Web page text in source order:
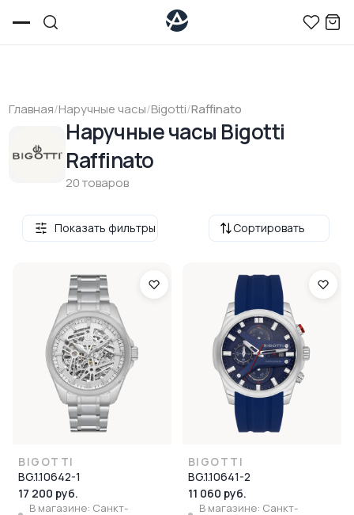
Главная/Наручные часы/Bigotti/Raffinato
Наручные часы Bigotti
Raffinato
20 товаров
Сортировать
Показать фильтры
BIGOTTI
BG.1.10642-1
17 200 руб.
В магазине: Санкт-
BIGOTTI
BG.1.10641-2
11 060 руб.
В магазине: Санкт-